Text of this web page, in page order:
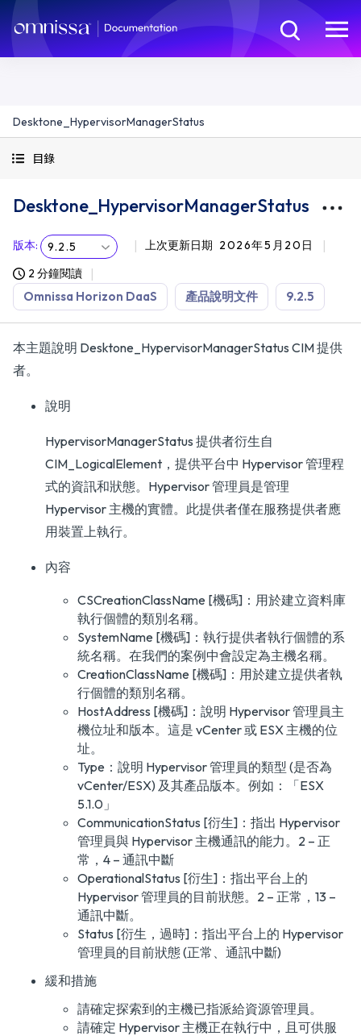
Desktone_HypervisorManagerStatus
目錄
Desktone_HypervisorManagerStatus
版本: 9.2.5 上次更新日期 2026年5月20日
2 分鐘閱讀
Omnissa Horizon DaaS 產品說明文件 9.2.5
本主題說明 Desktone_HypervisorManagerStatus CIM 提供
者。
說明
HypervisorManagerStatus 提供者衍生自
CIM_LogicalElement，提供平台中 Hypervisor 管理程
式的資訊和狀態。Hypervisor 管理員是管理
Hypervisor 主機的實體。此提供者僅在服務提供者應
用裝置上執行。
內容
CSCreationClassName [機碼]：用於建立資料庫
執行個體的類別名稱。
SystemName [機碼]：執行提供者執行個體的系
統名稱。在我們的案例中會設定為主機名稱。
CreationClassName [機碼]：用於建立提供者執
行個體的類別名稱。
HostAddress [機碼]：說明 Hypervisor 管理員主
機位址和版本。這是 vCenter 或 ESX 主機的位
址。
Type：說明 Hypervisor 管理員的類型 (是否為
vCenter/ESX) 及其產品版本。例如：「ESX
5.1.0」
CommunicationStatus [衍生]：指出 Hypervisor
管理員與 Hypervisor 主機通訊的能力。2 – 正
常，4 – 通訊中斷
OperationalStatus [衍生]：指出平台上的
Hypervisor 管理員的目前狀態。2 – 正常，13 –
通訊中斷。
Status [衍生，過時]：指出平台上的 Hypervisor
管理員的目前狀態 (正常、通訊中斷)
緩和措施
請確定探索到的主機已指派給資源管理員。
請確定 Hypervisor 主機正在執行中，且可供服